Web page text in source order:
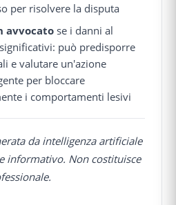
per risolvere la disputa
avvocato se i danni al
può predisporre
e valutare un'azione
per bloccare
i comportamenti lesivi
da intelligenza artificiale
informativo. Non costituisce